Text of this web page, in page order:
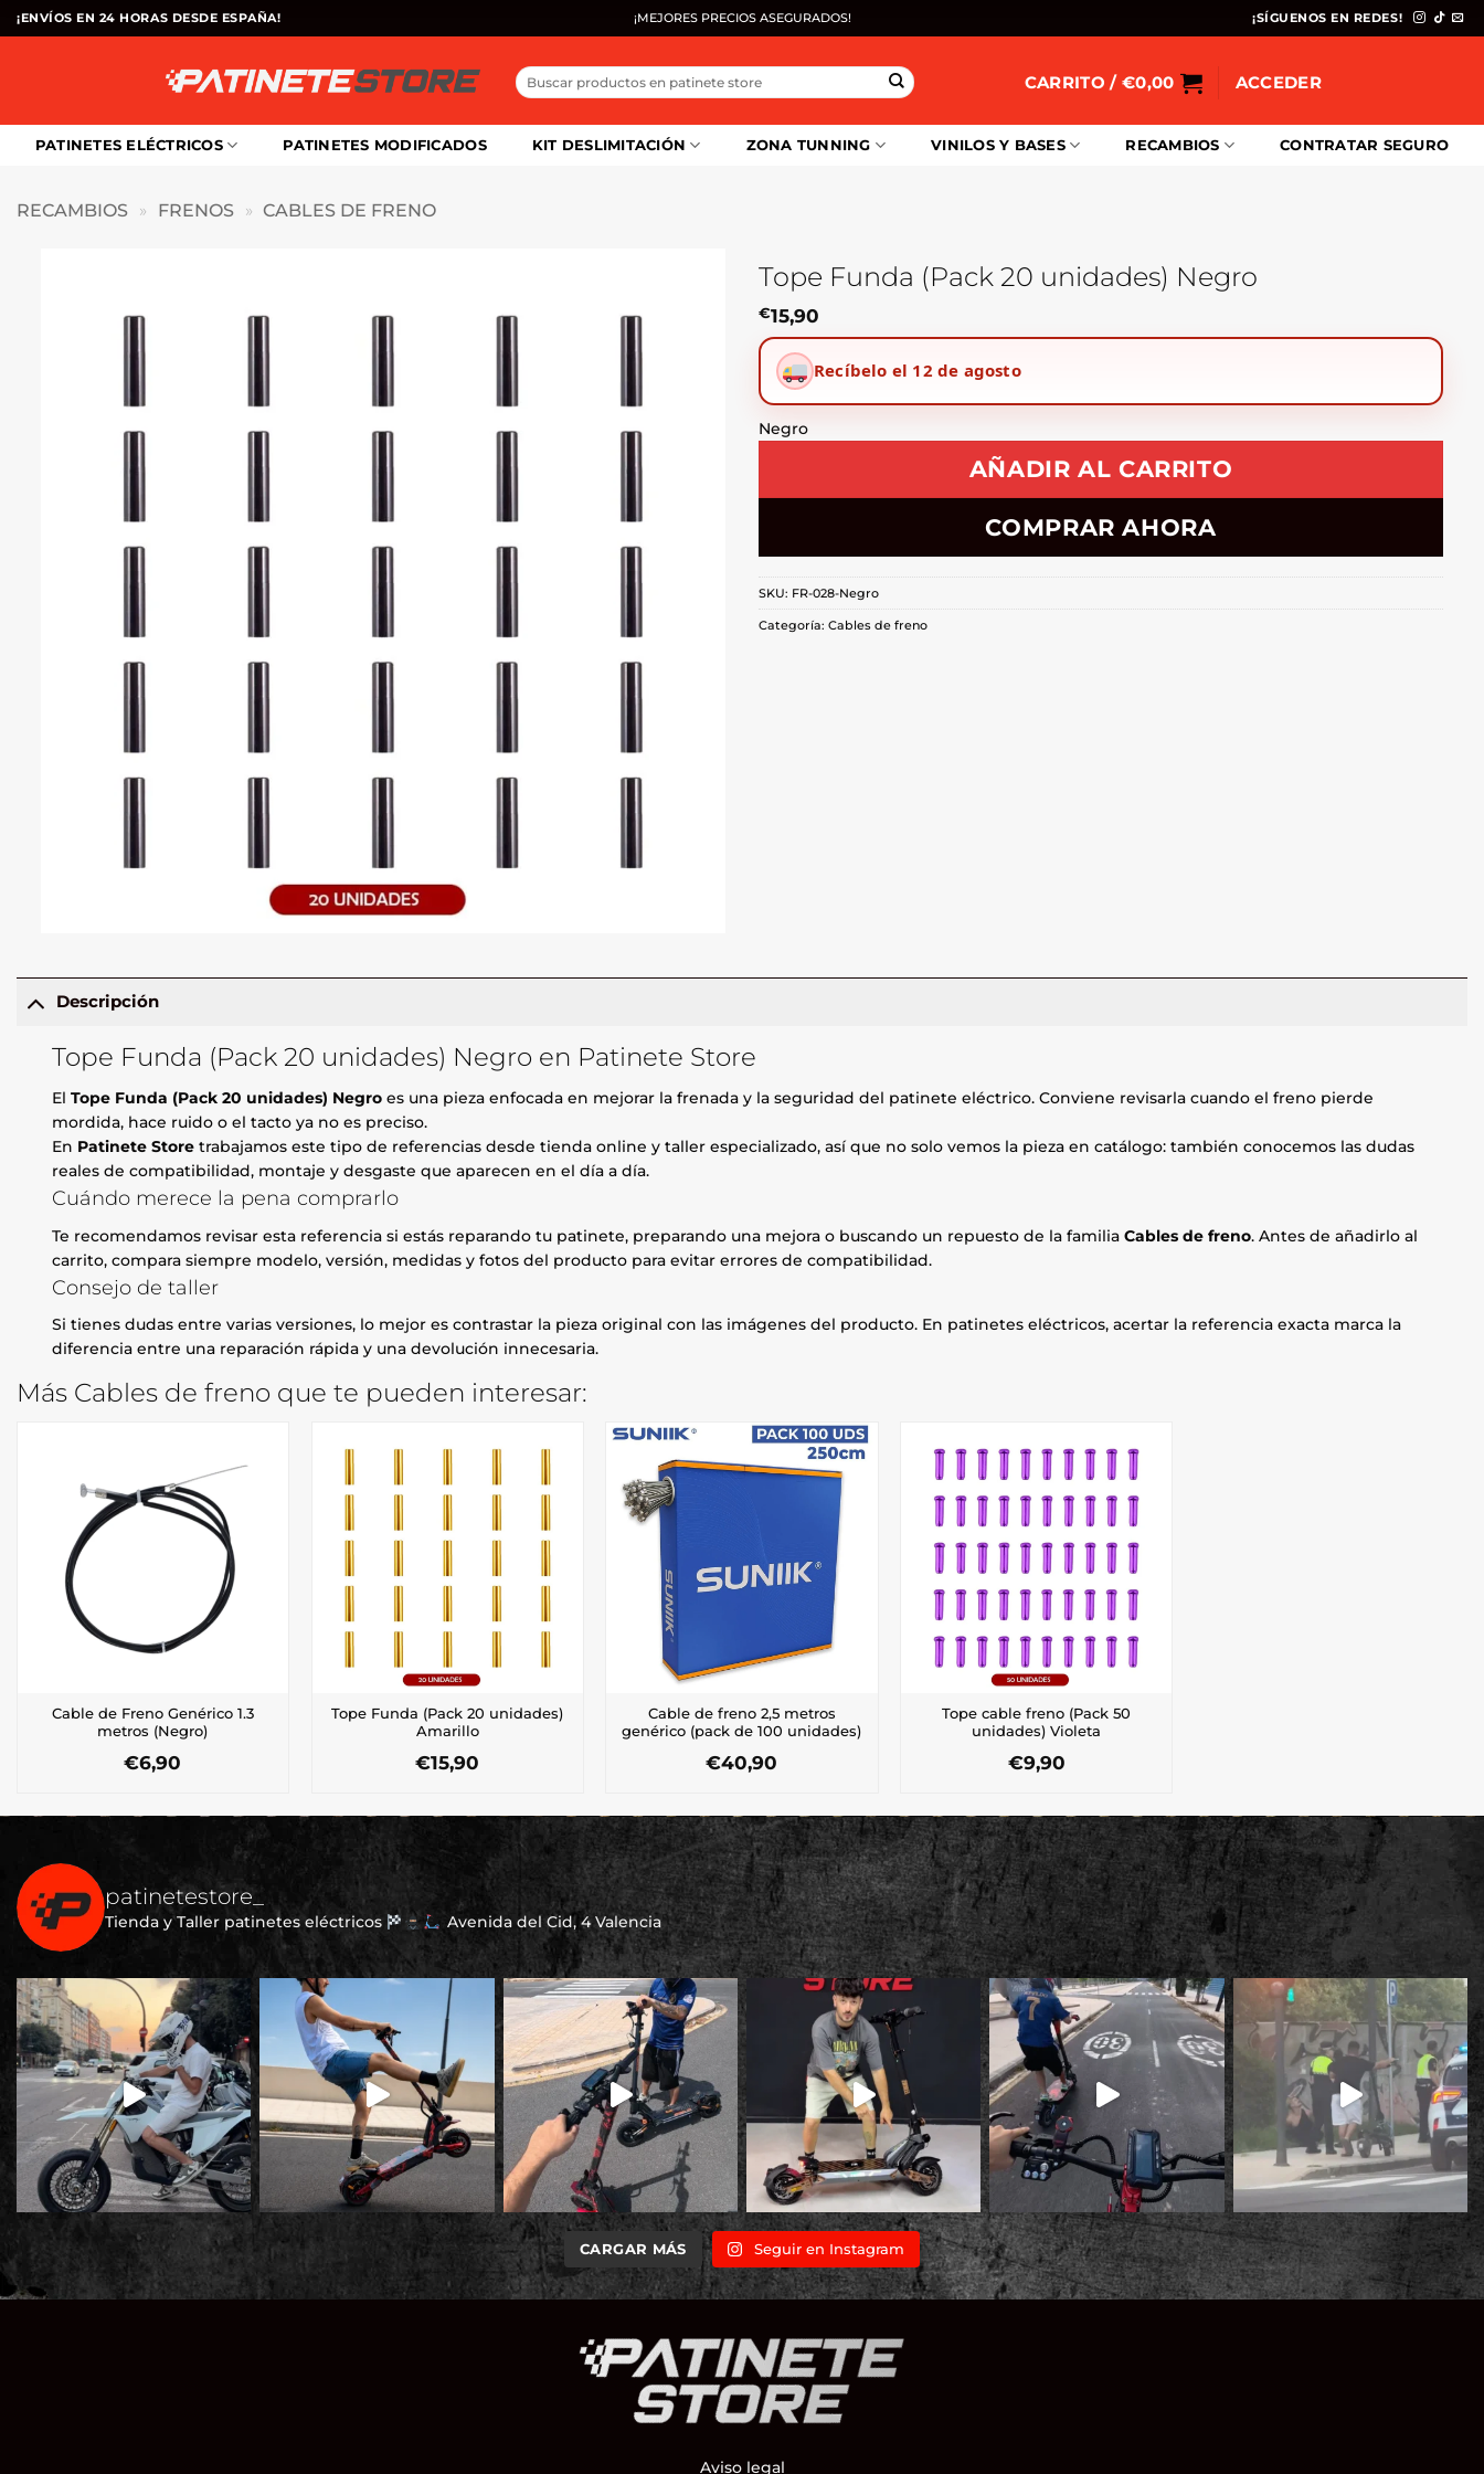
Saltar
al
¡ENVÍOS EN 24 HORAS DESDE ESPAÑA! ¡MEJORES PRECIOS ASEGURADOS! ¡SÍGUENOS EN REDES!
Buscar
por:
CARRITO / €0,00 ACCEDER
PATINETES ELÉCTRICOS PATINETES MODIFICADOS KIT DESLIMITACIÓN ZONA TUNNING VINILOS Y BASES RECAMBIOS CONTRATAR SEGURO
RECAMBIOS » FRENOS » CABLES DE FRENO
Tope Funda (Pack 20 unidades) Negro
€15,90
Recíbelo el 12 de agosto
Negro
AÑADIR AL CARRITO
COMPRAR AHORA
SKU: FR-028-Negro
Categoría: Cables de freno
Descripción
Tope Funda (Pack 20 unidades) Negro en Patinete Store
ElTope Funda (Pack 20 unidades) Negro es una pieza enfocada en mejorar la frenada y la seguridad del patinete eléctrico. Conviene revisarla cuando el freno pierde
mordida, hace ruido o el tacto ya no es preciso.
En Patinete Store trabajamos este tipo de referencias desde tienda online y taller especializado, así que no solo vemos la pieza en catálogo: también conocemos las dudas
reales de compatibilidad, montaje y desgaste que aparecen en el día a día.
Cuándo merece la pena comprarlo
Te recomendamos revisar esta referencia si estás reparando tu patinete, preparando una mejora o buscando un repuesto de la familiaCables de freno. Antes de añadirlo al
carrito, compara siempre modelo, versión, medidas y fotos del producto para evitar errores de compatibilidad.
Consejo de taller
Si tienes dudas entre varias versiones, lo mejor es contrastar la pieza original con las imágenes del producto. En patinetes eléctricos, acertar la referencia exacta marca la
diferencia entre una reparación rápida y una devolución innecesaria.
Más Cables de freno que te pueden interesar:
Cable de Freno Genérico 1.3
metros (Negro)
€6,90
Tope Funda (Pack 20 unidades)
Amarillo
€15,90
Cable de freno 2,5 metros
genérico (pack de 100 unidades)
€40,90
Tope cable freno (Pack 50
unidades) Violeta
€9,90
patinetestore_
Tienda y Taller patinetes eléctricos Avenida del Cid, 4 Valencia
CARGAR MÁS Seguir en Instagram
Aviso legal